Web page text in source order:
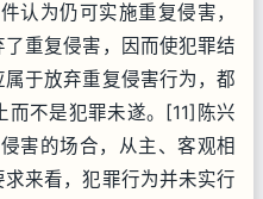
认为仍可实施重复侵害，
重复侵害，因而使犯罪结
于放弃重复侵害行为，都
而不是犯罪未遂。[11]陈兴
害的场合，从主、客观相
来看，犯罪行为并未实行